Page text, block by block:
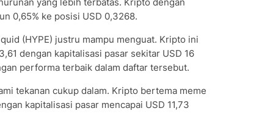
0,65% ke posisi USD 0,3268.
(HYPE) justru mampu menguat. Kripto ini
dengan kapitalisasi pasar sekitar USD 16
performa terbaik dalam daftar tersebut.
tekanan cukup dalam. Kripto bertema meme
kapitalisasi pasar mencapai USD 11,73